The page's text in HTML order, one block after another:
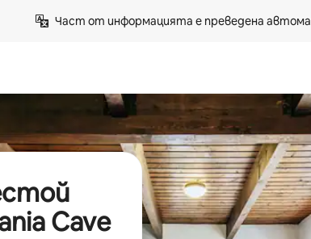
Част от информацията е преведена
Cave